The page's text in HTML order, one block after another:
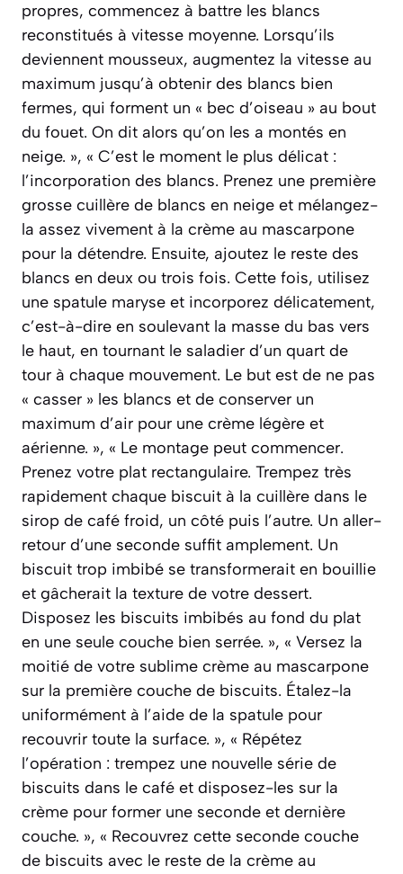
propres, commencez à battre les blancs
reconstitués à vitesse moyenne. Lorsqu’ils
deviennent mousseux, augmentez la vitesse au
maximum jusqu’à obtenir des blancs bien
fermes, qui forment un « bec d’oiseau » au bout
du fouet. On dit alors qu’on les a montés en
neige. », « C’est le moment le plus délicat :
l’incorporation des blancs. Prenez une première
grosse cuillère de blancs en neige et mélangez-
la assez vivement à la crème au mascarpone
pour la détendre. Ensuite, ajoutez le reste des
blancs en deux ou trois fois. Cette fois, utilisez
une spatule maryse et incorporez délicatement,
c’est-à-dire en soulevant la masse du bas vers
le haut, en tournant le saladier d’un quart de
tour à chaque mouvement. Le but est de ne pas
« casser » les blancs et de conserver un
maximum d’air pour une crème légère et
aérienne. », « Le montage peut commencer.
Prenez votre plat rectangulaire. Trempez très
rapidement chaque biscuit à la cuillère dans le
sirop de café froid, un côté puis l’autre. Un aller-
retour d’une seconde suffit amplement. Un
biscuit trop imbibé se transformerait en bouillie
et gâcherait la texture de votre dessert.
Disposez les biscuits imbibés au fond du plat
en une seule couche bien serrée. », « Versez la
moitié de votre sublime crème au mascarpone
sur la première couche de biscuits. Étalez-la
uniformément à l’aide de la spatule pour
recouvrir toute la surface. », « Répétez
l’opération : trempez une nouvelle série de
biscuits dans le café et disposez-les sur la
crème pour former une seconde et dernière
couche. », « Recouvrez cette seconde couche
de biscuits avec le reste de la crème au